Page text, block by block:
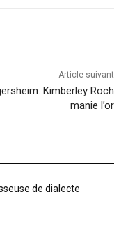
Article suivant
Kimberley Roch
manie l’or
de dialecte